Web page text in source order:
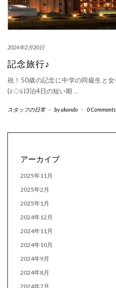
2024年2月20日
記念旅行♪
祝！50歳の記念に中学の同級生と
(≧◇≦)3泊4日の短い期 …
スタッフの日常 - byukondo - 0 Comments
アーカイブ
2025年11月
2025年2月
2025年1月
2024年12月
2024年11月
2024年10月
2024年9月
2024年8月
2024年7月